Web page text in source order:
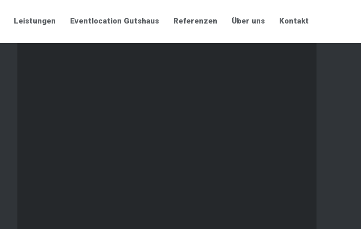
Leistungen Eventlocation Gutshaus Referenzen Über uns Kontakt